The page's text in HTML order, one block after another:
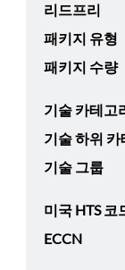
리드프리
패키지 유형
패키지 수량
기술 카테고
기술 하위 카
기술 그룹
미국 HTS 코
ECCN